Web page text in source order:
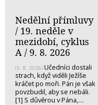
Nedělní přímluvy
/ 19. neděle v
mezidobí, cyklus
A / 9. 8. 2026
(5. 8. 2026) Učedníci dostali
strach, když viděli Ježíše
kráčet po moři. Pán je však
povzbudil, aby se nebáli.
[1] S důvěrou v Pána,…